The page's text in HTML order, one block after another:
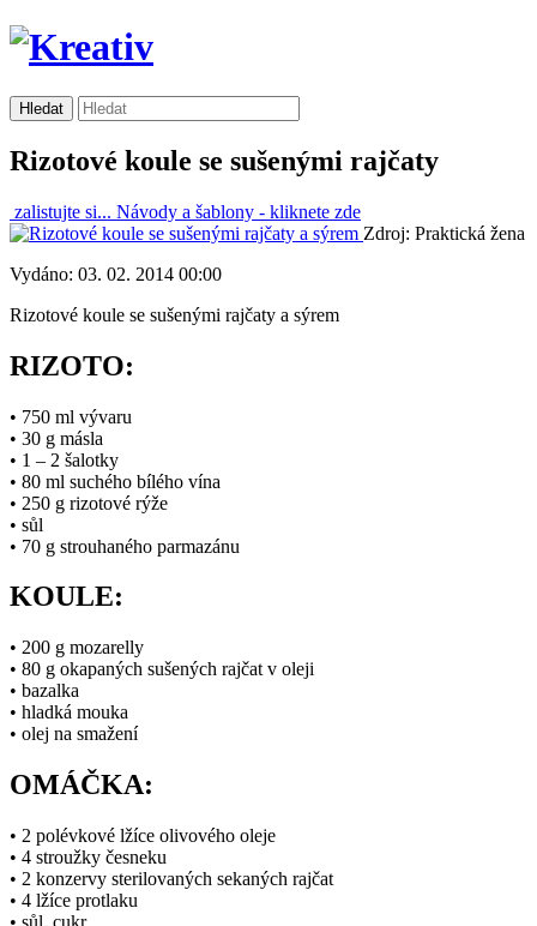
Rizotové koule se sušenými rajčaty
zalistujte si... Návody a šablony - kliknete zde
Zdroj: Praktická žena
Vydáno: 03. 02. 2014 00:00
Rizotové koule se sušenými rajčaty a sýrem
RIZOTO:
• 750 ml vývaru
• 30 g másla
• 1 – 2 šalotky
• 80 ml suchého bílého vína
• 250 g rizotové rýže
• sůl
• 70 g strouhaného parmazánu
KOULE:
• 200 g mozarelly
• 80 g okapaných sušených rajčat v oleji
• bazalka
• hladká mouka
• olej na smažení
OMÁČKA:
• 2 polévkové lžíce olivového oleje
• 4 stroužky česneku
• 2 konzervy sterilovaných sekaných rajčat
• 4 lžíce protlaku